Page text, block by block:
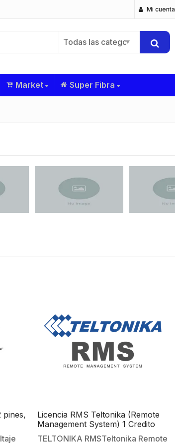
Mi cuenta
Todas las categorías
Market Super Fibra
pines,
Licencia RMS Teltonika (Remote
Management System) 1 Credito
TELTONIKA RMSTeltonika Remote